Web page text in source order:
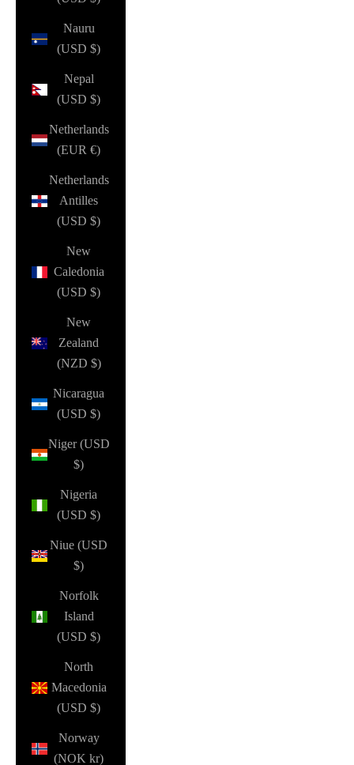
Nauru
(USD $)
Nepal
(USD $)
Netherlands
(EUR €)
Netherlands
Antilles
(USD $)
New
Caledonia
(USD $)
New
Zealand
(NZD $)
Nicaragua
(USD $)
Niger (USD
$)
Nigeria
(USD $)
Niue (USD
$)
Norfolk
Island
(USD $)
North
Macedonia
(USD $)
Norway
(NOK kr)